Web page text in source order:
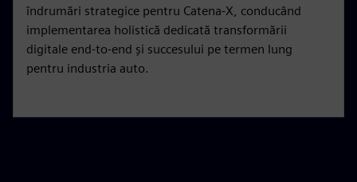
îndrumări strategice pentru Catena-X, conducând
implementarea holistică dedicată transformării
digitale end-to-end și succesului pe termen lung
pentru industria auto.